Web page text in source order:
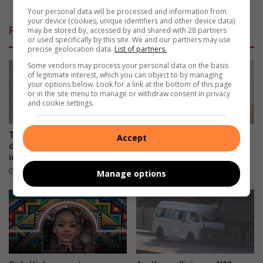
s
t
r
r
p
l
a
s
l
i
k
e
v
Related Articles
Tying anything around your
dog’s tail can cause serious
injury
47 minutes ago
Couple in court for alleged
8 hours ago
Your personal data will be processed and information from
your device (cookies, unique identifiers and other device data)
may be stored by, accessed by and shared with 28 partners
or used specifically by this site. We and our partners may use
precise geolocation data. List of partners.
Some vendors may process your personal data on the basis
of legitimate interest, which you can object to by managing
your options below. Look for a link at the bottom of this page
or in the site menu to manage or withdraw consent in privacy
and cookie settings.
Accept
Manage options